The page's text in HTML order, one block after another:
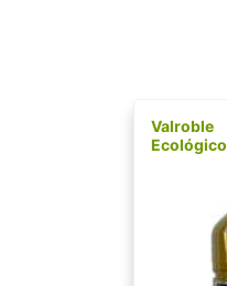
Valroble
Ecológico